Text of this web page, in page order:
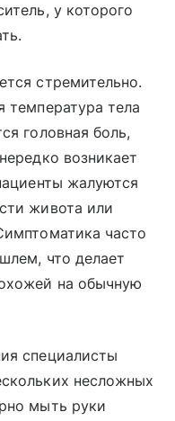
у которого
стремительно.
температура тела
головная боль,
возникает
жалуются
живота или
часто
что делает
на обычную
специалисты
несложных
мыть руки